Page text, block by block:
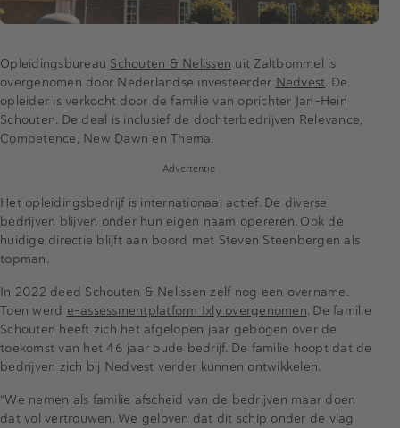
Opleidingsbureau Schouten & Nelissen uit Zaltbommel is
overgenomen door Nederlandse investeerder Nedvest. De
opleider is verkocht door de familie van oprichter Jan-Hein
Schouten. De deal is inclusief de dochterbedrijven Relevance,
Competence, New Dawn en Thema.
Advertentie
Het opleidingsbedrijf is internationaal actief. De diverse
bedrijven blijven onder hun eigen naam opereren. Ook de
huidige directie blijft aan boord met Steven Steenbergen als
topman.
In 2022 deed Schouten & Nelissen zelf nog een overname.
Toen werd e-assessmentplatform Ixly overgenomen. De familie
Schouten heeft zich het afgelopen jaar gebogen over de
toekomst van het 46 jaar oude bedrijf. De familie hoopt dat de
bedrijven zich bij Nedvest verder kunnen ontwikkelen.
“We nemen als familie afscheid van de bedrijven maar doen
dat vol vertrouwen. We geloven dat dit schip onder de vlag